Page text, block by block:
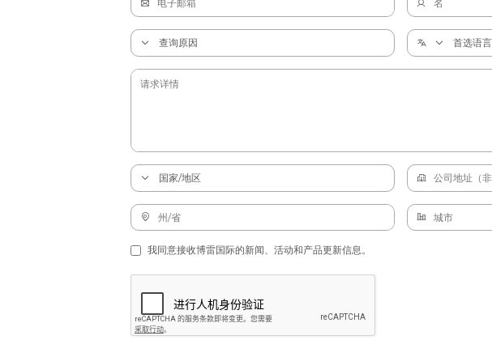
我同意接收博雷国际的新闻、活动和产品更新信息。